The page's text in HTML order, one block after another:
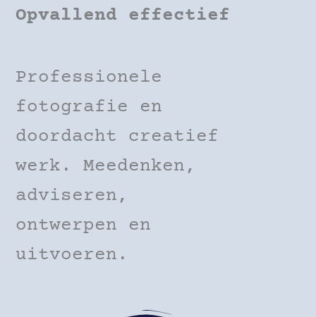
Opvallend effectief
Professionele
fotografie en
doordacht creatief
werk. Meedenken,
adviseren,
ontwerpen en
uitvoeren.